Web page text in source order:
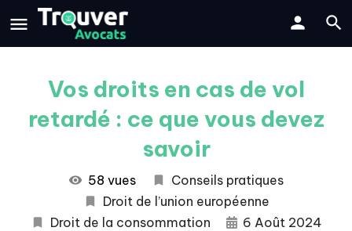
Vos droits en cas de vol
retardé : ce que vous devez
savoir
58 vues
Conseils pratiques
Droit de l’union européenne
Droit de la consommation
6 Août 2024